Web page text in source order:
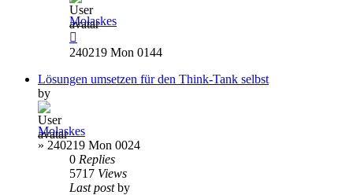
Molaskes
240219 Mon 0144
Lösungen umsetzen für den Think-Tank selbst
by
Molaskes
» 240219 Mon 0024
0 Replies
5717 Views
Last postby